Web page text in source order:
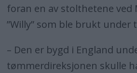
foran en av stolthetene ved
”Willy” som ble brukt
– Den er bygd i England
tømmerdireksjonen skulle